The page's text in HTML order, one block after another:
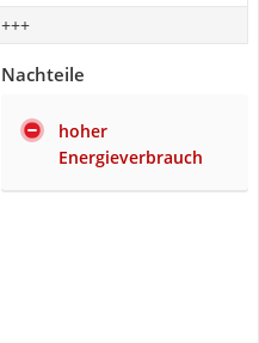
+++
Nachteile
hoher
Energieverbrauch